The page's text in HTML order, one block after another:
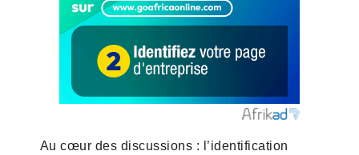
Au cœur des discussions : l’identification